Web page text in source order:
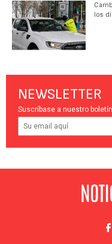
los
NEWSLETTER
Suscríbase a nuestro